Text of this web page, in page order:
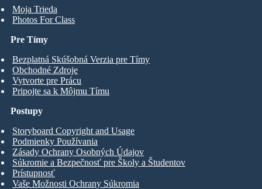
Moja Trieda
Photos For Class
Pre Tímy
Bezplatná Skúšobná Verzia pre Tímy
Obchodné Zdroje
Vytvorte pre Prácu
Pripojte sa k Môjmu Tímu
Postupy
Storyboard Copyright and Usage
Podmienky Používania
Zásady Ochrany Osobných Údajov
Súkromie a Bezpečnosť pre Školy a Študentov
Prístupnosť
Vaše Možnosti Ochrany Súkromia